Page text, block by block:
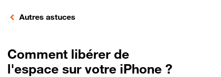
Autres astuces
Comment libérer de
l'espace sur votre iPhone ?